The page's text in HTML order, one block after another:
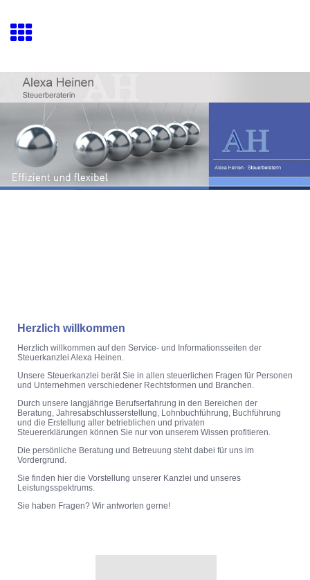
Herzlich willkommen
Herzlich willkommen auf den Service- und Informationsseiten der
Steuerkanzlei Alexa Heinen.
Unsere Steuerkanzlei berät Sie in allen steuerlichen Fragen für Personen
und Unternehmen verschiedener Rechtsformen und Branchen.
Durch unsere langjährige Berufserfahrung in den Bereichen der
Beratung, Jahresabschlusserstellung, Lohnbuchführung, Buchführung
und die Erstellung aller betrieblichen und privaten
Steuererklärungen können Sie nur von unserem Wissen profitieren.
Die persönliche Beratung und Betreuung steht dabei für uns im
Vordergrund.
Sie finden hier die Vorstellung unserer Kanzlei und unseres
Leistungsspektrums.
Sie haben Fragen? Wir antworten gerne!